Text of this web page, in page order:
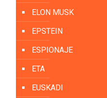
ELON MUSK
EPSTEIN
ESPIONAJE
ETA
EUSKADI